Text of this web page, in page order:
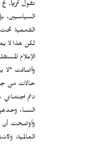
تقولثریا. غ
السياسيين،
القمعية
لكن هذا لا
الإعلام
وأضافت "لا
حالات من
دعم
النساء
وأوضحت أن
العالمية،